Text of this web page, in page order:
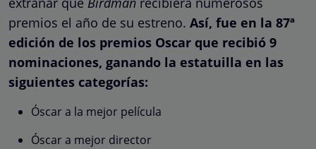
premios el año de su estreno. Así, fue en la 87ª
edición de los premios Oscar que recibió 9
nominaciones, ganando la estatuilla en las
siguientes categorías:
Óscar a la mejor película
Óscar a mejor director